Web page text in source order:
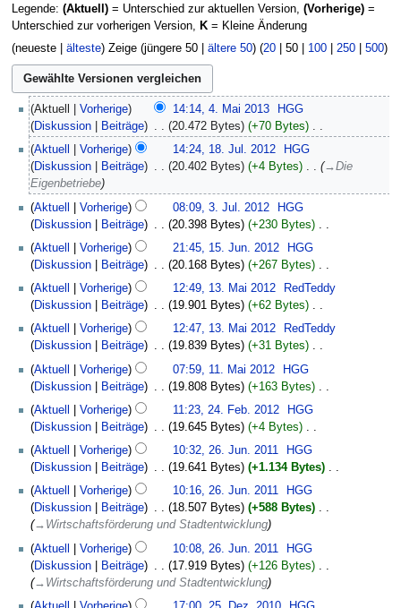
Legende: (Aktuell)= Unterschied zur aktuellen Version, (Vorherige)=
Unterschied zur vorherigen Version, K= Kleine Änderung
(neueste| älteste) Zeige (jüngere 50| ältere 50) (20| 50| 100| 250| 500)
Mai
2013
Aktuell Vorherige 14:14, 4. Mai 2013
HGG
Diskussion
Beiträge 20.472 Bytes +70 Bytes ‎
K
e
n
e
B
e
a
b
e
i
t
u
n
s
z
u
s
a
m
m
e
n
f
a
s
18.
Juli
2012
Aktuell Vorherige 14:24, 18. Jul. 2012
HGG
Diskussion
Beiträge 20.402 Bytes +4 Bytes ‎
→‎Die
Eigenbetriebe
Juli
2012
Aktuell Vorherige 08:09, 3. Jul. 2012
HGG
Diskussion
Beiträge 20.398 Bytes +230 Bytes ‎
K
e
n
e
B
e
r
b
e
i
t
u
g
s
z
u
s
a
Juni
Aktuell Vorherige 21:45, 15. Jun. 2012
HGG
Diskussion
Beiträge 20.168 Bytes +267 Bytes ‎
K
e
n
e
B
e
r
b
e
i
t
u
n
s
z
u
s
Mai
Aktuell Vorherige 12:49, 13. Mai 2012
RedTeddy
Diskussion
Beiträge 19.901 Bytes +62 Bytes ‎
K
e
n
e
B
e
r
b
e
i
t
u
n
g
Aktuell Vorherige 12:47, 13. Mai 2012
RedTeddy
Diskussion
Beiträge 19.839 Bytes +31 Bytes ‎
K
e
n
e
B
e
r
b
e
i
t
u
n
Mai
Aktuell Vorherige 07:59, 11. Mai 2012
HGG
Diskussion
Beiträge 19.808 Bytes +163 Bytes ‎
K
e
n
e
B
e
a
b
e
i
Februar
Aktuell Vorherige 11:23, 24. Feb. 2012
HGG
Diskussion
Beiträge 19.645 Bytes +4 Bytes ‎
K
e
n
e
B
e
a
r
Juni
Aktuell Vorherige 10:32, 26. Jun. 2011
HGG
Diskussion
Beiträge 19.641 Bytes +1.134 Bytes ‎
K
e
n
e
B
e
a
Aktuell Vorherige 10:16, 26. Jun. 2011
HGG
Diskussion
Beiträge 18.507 Bytes +588 Bytes ‎
→‎Wirtschaftsförderung und Stadtentwicklung
Aktuell
Vorherige 10:08, 26. Jun. 2011
HGG
Diskussion
Beiträge 17.919 Bytes +126 Bytes ‎
→‎Wirtschaftsförderung und Stadtentwicklung